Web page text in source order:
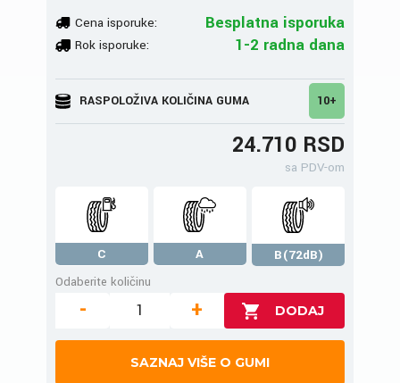
Cena isporuke: Besplatna isporuka
Rok isporuke: 1-2 radna dana
RASPOLOŽIVA KOLIČINA GUMA 10+
24.710 RSD
sa PDV-om
C A
B(72dB)
Odaberite količinu
- +
SAZNAJ VIŠE O GUMI